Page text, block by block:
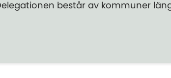
består av kommuner